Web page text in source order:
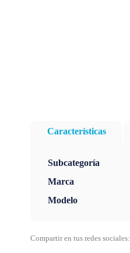
Características
Subcategoría
Marca
Modelo
Compartir en tus redes sociales: